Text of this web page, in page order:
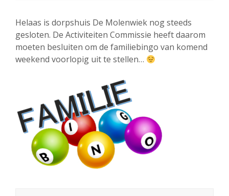
Helaas is dorpshuis De Molenwiek nog steeds
gesloten. De Activiteiten Commissie heeft daarom
moeten besluiten om de familiebingo van komend
weekend voorlopig uit te stellen…